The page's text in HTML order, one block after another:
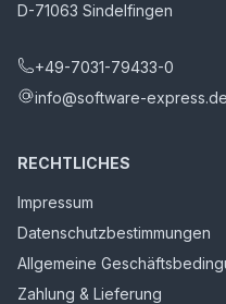
D-71063 Sindelfingen
+49-7031-79433-0
info@software-express.de
RECHTLICHES
Impressum
Datenschutzbestimmungen
Allgemeine
Zahlung & Lieferung